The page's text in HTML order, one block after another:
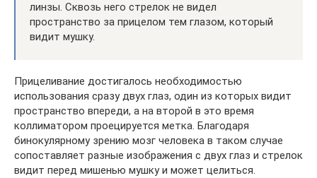
линзы. Сквозь него стрелок не видел
пространство за прицелом тем глазом, который
видит мушку.
Прицеливание достигалось необходимостью
использования сразу двух глаз, один из которых видит
пространство впереди, а на второй в это время
коллиматором проецируется метка. Благодаря
бинокулярному зрению мозг человека в таком случае
сопоставляет разные изображения с двух глаз и стрелок
видит перед мишенью мушку и может целиться.